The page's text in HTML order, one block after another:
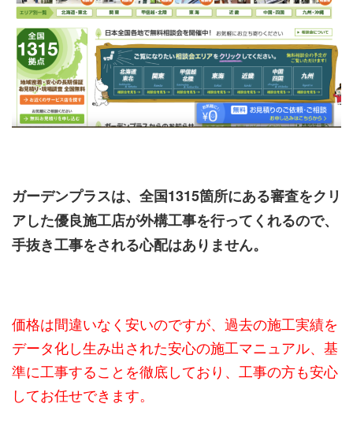
ガーデンプラスは、全国1315箇所にある審査をクリ
アした優良施工店が外構工事を行ってくれるので、
手抜き工事をされる心配はありません。
価格は間違いなく安いのですが、過去の施工実績を
データ化し生み出された安心の施工マニュアル、基
準に工事することを徹底しており、工事の方も安心
してお任せできます。